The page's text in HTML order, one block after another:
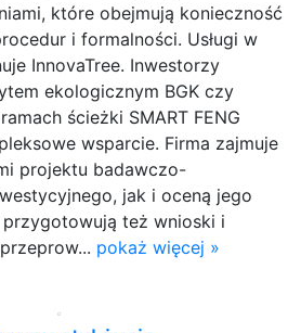
które obejmują konieczność
i formalności. Usługi w
InnovaTree. Inwestorzy
ekologicznym BGK czy
ścieżki SMART FENG
wsparcie. Firma zajmuje
projektu badawczo-
jak i oceną jego
przygotowują też wnioski i
pokaż więcej »